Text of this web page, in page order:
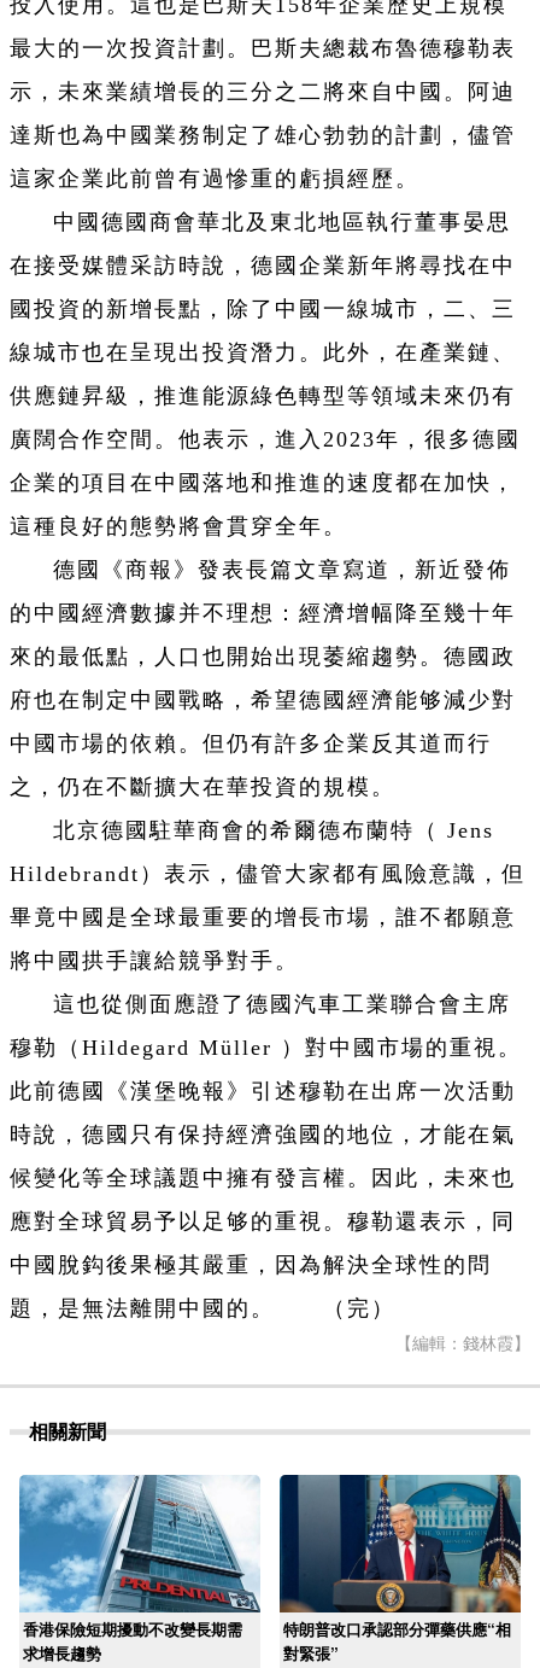
投入使用。這也是巴斯夫158年企業歷史上規模
最大的一次投資計劃。巴斯夫總裁布魯德穆勒表
示，未來業績增長的三分之二將來自中國。阿迪
達斯也為中國業務制定了雄心勃勃的計劃，儘管
這家企業此前曾有過慘重的虧損經歷。
中國德國商會華北及東北地區執行董事晏思
在接受媒體采訪時說，德國企業新年將尋找在中
國投資的新增長點，除了中國一線城市，二、三
線城市也在呈現出投資潛力。此外，在產業鏈、
供應鏈昇級，推進能源綠色轉型等領域未來仍有
廣闊合作空間。他表示，進入2023年，很多德國
企業的項目在中國落地和推進的速度都在加快，
這種良好的態勢將會貫穿全年。
德國《商報》發表長篇文章寫道，新近發佈
的中國經濟數據并不理想：經濟增幅降至幾十年
來的最低點，人口也開始出現萎縮趨勢。德國政
府也在制定中國戰略，希望德國經濟能够減少對
中國市場的依賴。但仍有許多企業反其道而行
之，仍在不斷擴大在華投資的規模。
北京德國駐華商會的希爾德布蘭特（ Jens
Hildebrandt）表示，儘管大家都有風險意識，但
畢竟中國是全球最重要的增長市場，誰不都願意
將中國拱手讓給競爭對手。
這也從側面應證了德國汽車工業聯合會主席
穆勒（Hildegard Müller ）對中國市場的重視。
此前德國《漢堡晚報》引述穆勒在出席一次活動
時說，德國只有保持經濟強國的地位，才能在氣
候變化等全球議題中擁有發言權。因此，未來也
應對全球貿易予以足够的重視。穆勒還表示，同
中國脫鈎後果極其嚴重，因為解決全球性的問
題，是無法離開中國的。 （完）
【編輯：錢林霞】
相關新聞
香港保險短期擾動不改變長期需
求增長趨勢
特朗普改口承認部分彈藥供應“相
對緊張”